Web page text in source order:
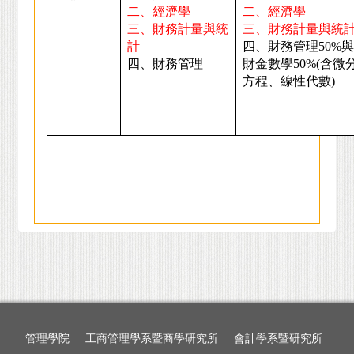
二、經濟學
三、財務計量與統
計
四、財務管理
二、經濟學
三、財務計量與統
四、財務管理50%與
財金數學50%(含微
方程、線性代數)
管理學院 工商管理學系暨商學研究所 會計學系暨研究所